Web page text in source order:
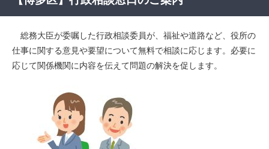
総務大臣が委嘱した行政相談委員が、福祉や道路など、役所の
仕事に関する意見や要望について無料で相談に応じます。必要に
応じて関係機関に内容を伝えて問題の解決を促します。